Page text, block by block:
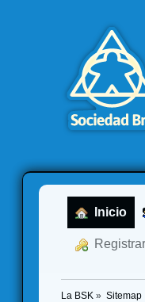
Inicio
La BSK » Sitemap